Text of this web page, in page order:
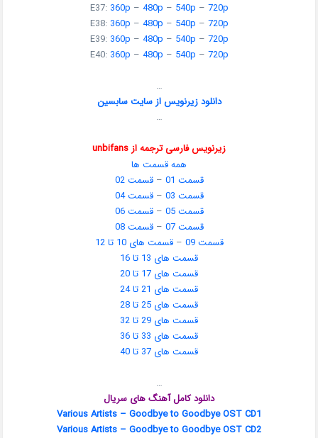
E37: 360p – 480p – 540p – 720p
E38: 360p – 480p – 540p – 720p
E39: 360p – 480p – 540p – 720p
E40: 360p – 480p – 540p – 720p
…
دانلود زیرنویس از سایت سابسین
…
زیرنویس فارسی ترجمه از unbifans
همه قسمت ها
قسمت 01
–قسمت 02
قسمت 03
–قسمت 04
قسمت 05
–قسمت 06
قسمت 07
–قسمت 08
قسمت 09
–قسمت های 10 تا 12
قسمت های 13 تا 16
قسمت های 17 تا 20
قسمت های 21 تا 24
قسمت های 25 تا 28
قسمت های 29 تا 32
قسمت های 33 تا 36
قسمت های 37 تا 40
…
دانلود کامل آهنگ های سریال
Various Artists – Goodbye to Goodbye OST CD1
Various Artists – Goodbye to Goodbye OST CD2